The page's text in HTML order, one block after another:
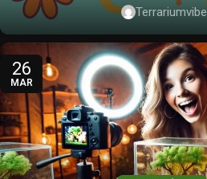
Terrariumvibe
26
MAR